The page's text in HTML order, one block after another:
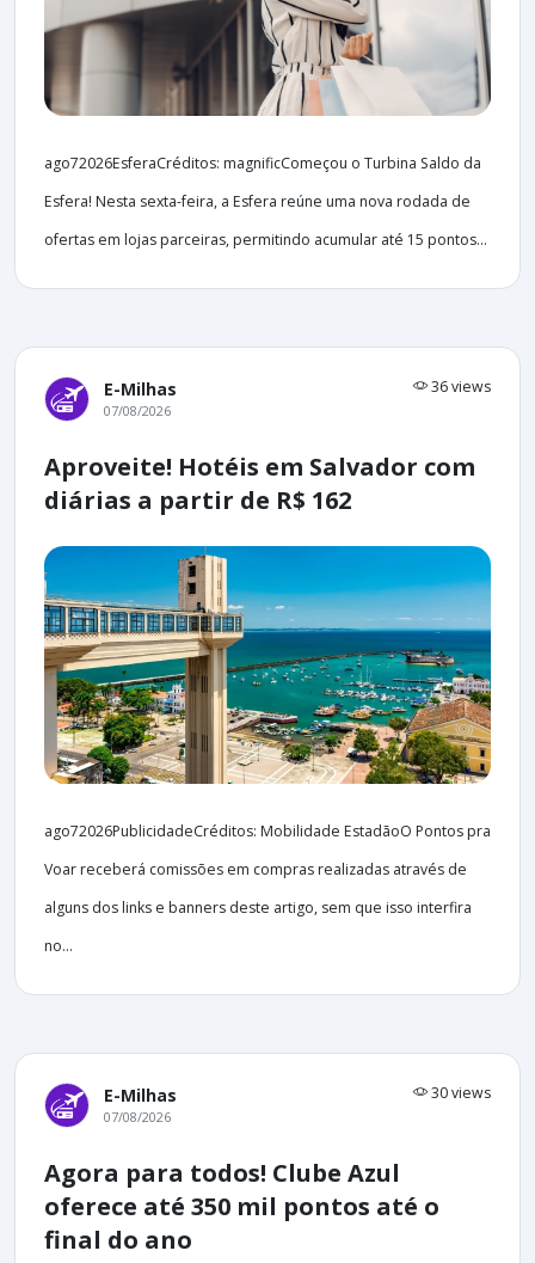
ago72026EsferaCréditos: magnificComeçou o Turbina Saldo da
Esfera! Nesta sexta-feira, a Esfera reúne uma nova rodada de
ofertas em lojas parceiras, permitindo acumular até 15 pontos...
E-Milhas 36 views
07/08/2026
Aproveite! Hotéis em Salvador com
diárias a partir de R$ 162
ago72026PublicidadeCréditos: Mobilidade EstadãoO Pontos pra
Voar receberá comissões em compras realizadas através de
alguns dos links e banners deste artigo, sem que isso interfira
no...
E-Milhas 30 views
07/08/2026
Agora para todos! Clube Azul
oferece até 350 mil pontos até o
final do ano